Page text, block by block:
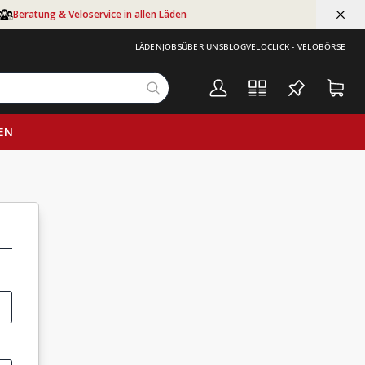
Beratung & Veloservice in allen Läden
LÄDENJOBSÜBER UNSBLOGVELOCLICK - VELOBÖRSE